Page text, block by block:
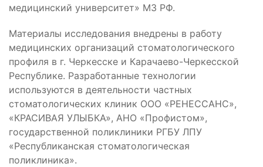
медицинский университет» МЗ РФ.
Материалы исследования внедрены в работу
медицинских организаций стоматологического
профиля в г. Черкесске и Карачаево-Черкесской
Республике. Разработанные технологии
используются в деятельности частных
стоматологических клиник ООО «РЕНЕССАНС»,
«КРАСИВАЯ УЛЫБКА», АНО «Профистом»,
государственной поликлиники РГБУ ЛПУ
«Республиканская стоматологическая
поликлиника».